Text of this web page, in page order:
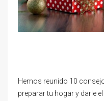
Hemos reunido 10
preparar tu hogar y darle